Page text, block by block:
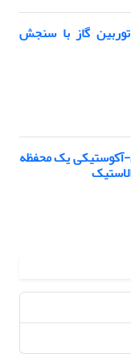
گاز با سنجش
یک محفظه